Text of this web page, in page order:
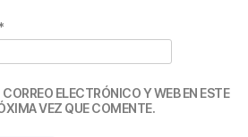
*
ELECTRÓNICO Y WEB EN ESTE
VEZ QUE COMENTE.